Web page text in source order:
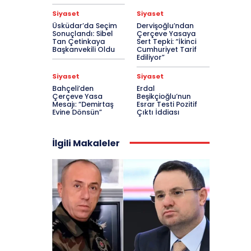
Siyaset
Üsküdar’da Seçim
Sonuçlandı: Sibel
Tan Çetinkaya
Başkanvekili Oldu
Siyaset
Dervişoğlu’ndan
Çerçeve Yasaya
Sert Tepki: “İkinci
Cumhuriyet Tarif
Ediliyor”
Siyaset
Bahçeli’den
Çerçeve Yasa
Mesajı: “Demirtaş
Evine Dönsün”
Siyaset
Erdal
Beşikçioğlu’nun
Esrar Testi Pozitif
Çıktı İddiası
İlgili Makaleler